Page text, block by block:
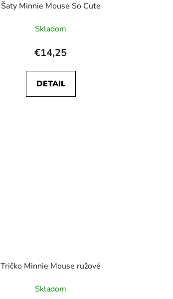
Šaty Minnie Mouse So Cute
Skladom
€14,25
DETAIL
Tričko Minnie Mouse ružové
Skladom